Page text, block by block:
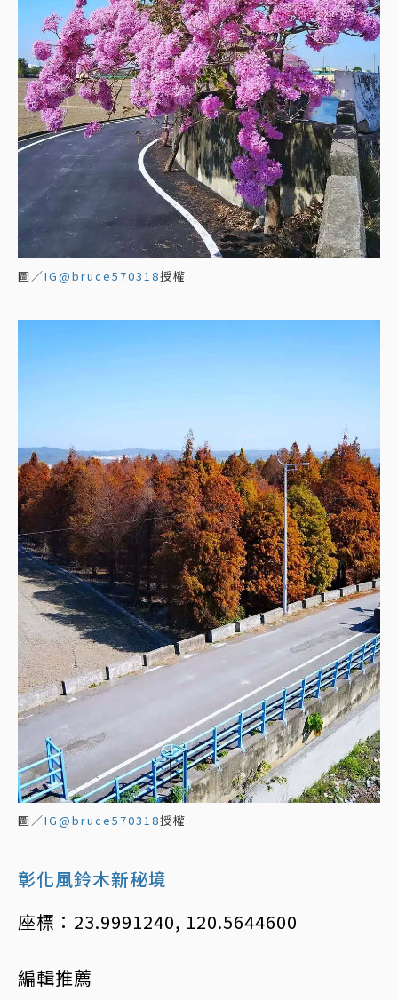
圖／IG@bruce570318授權
圖／IG@bruce570318授權
彰化風鈴木新秘境
座標：23.9991240, 120.5644600
編輯推薦